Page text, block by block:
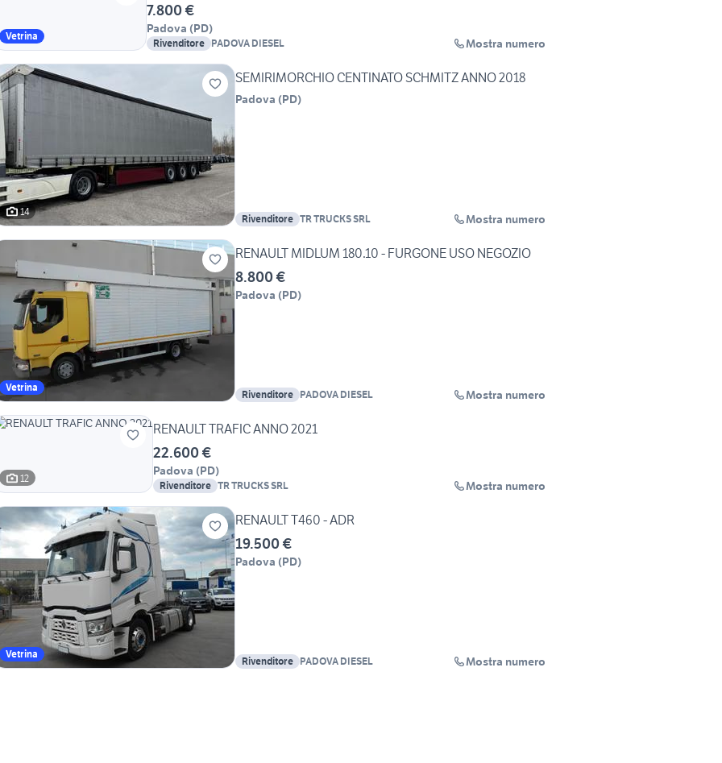
Vetrina
7.800 €
Padova (PD)
Rivenditore PADOVA DIESEL Mostra numero
14
SEMIRIMORCHIO CENTINATO SCHMITZ ANNO 2018
Padova (PD)
Rivenditore TR TRUCKS SRL Mostra numero
Vetrina
RENAULT MIDLUM 180.10 - FURGONE USO NEGOZIO
8.800 €
Padova (PD)
Rivenditore PADOVA DIESEL Mostra numero
12
RENAULT TRAFIC ANNO 2021
22.600 €
Padova (PD)
Rivenditore TR TRUCKS SRL Mostra numero
Vetrina
RENAULT T460 - ADR
19.500 €
Padova (PD)
Rivenditore PADOVA DIESEL Mostra numero